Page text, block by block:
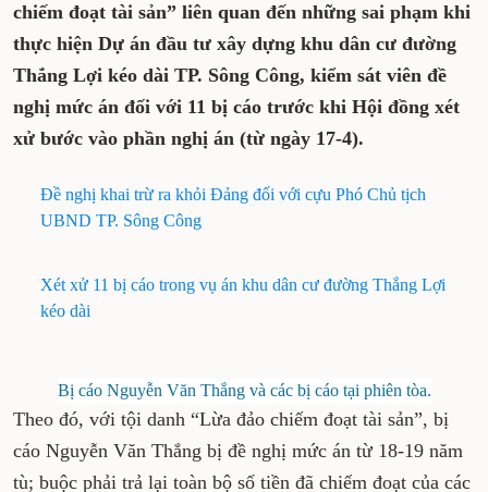
chiếm đoạt tài sản” liên quan đến những sai phạm khi
thực hiện Dự án đầu tư xây dựng khu dân cư đường
Thắng Lợi kéo dài TP. Sông Công, kiểm sát viên đề
nghị mức án đối với 11 bị cáo trước khi Hội đồng xét
xử bước vào phần nghị án (từ ngày 17-4).
Đề nghị khai trừ ra khỏi Đảng đối với cựu Phó Chủ tịch
UBND TP. Sông Công
Xét xử 11 bị cáo trong vụ án khu dân cư đường Thắng Lợi
kéo dài
Bị cáo Nguyễn Văn Thắng và các bị cáo tại phiên tòa.
Theo đó, với tội danh “Lừa đảo chiếm đoạt tài sản”, bị
cáo Nguyễn Văn Thắng bị đề nghị mức án từ 18-19 năm
tù; buộc phải trả lại toàn bộ số tiền đã chiếm đoạt của các